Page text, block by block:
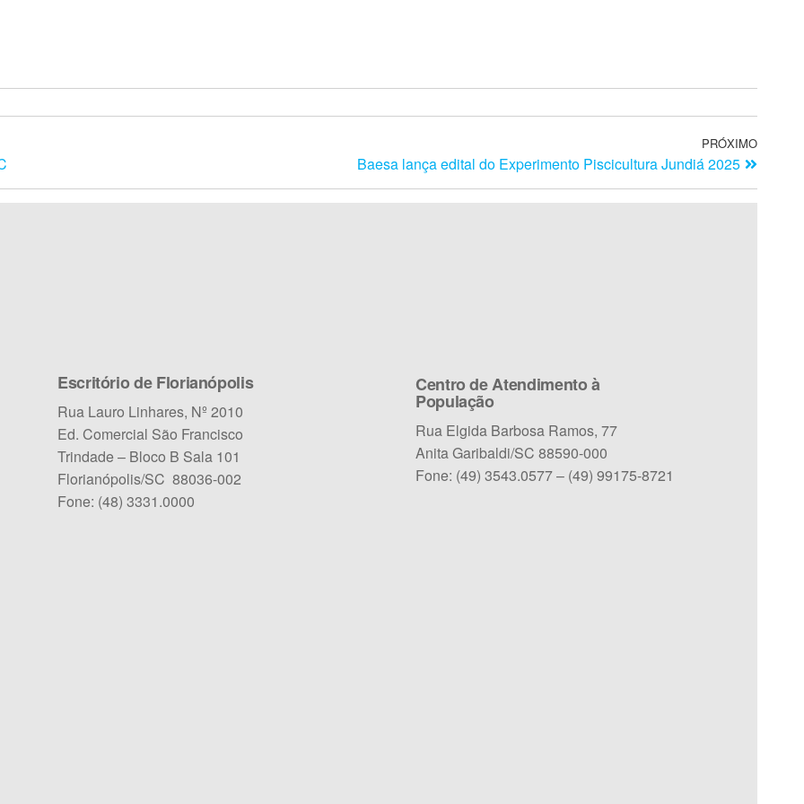
PRÓXIMO
Baesa lança edital do Experimento Piscicultura Jundiá 2025
Escritório de Florianópolis
Rua Lauro Linhares, Nº 2010
Ed. Comercial São Francisco
Trindade – Bloco B Sala 101
Florianópolis/SC 88036-002
Fone: (48) 3331.0000
Centro de Atendimento à
População
Rua Elgida Barbosa Ramos, 77
Anita Garibaldi/SC 88590-000
Fone: (49) 3543.0577 – (49) 99175-8721